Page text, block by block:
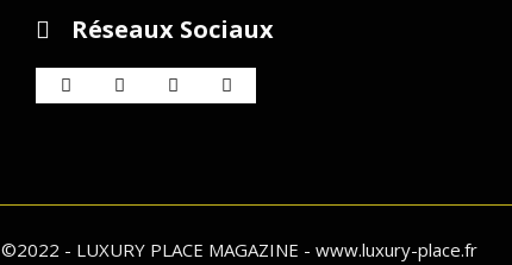
Réseaux Sociaux
©2022 - LUXURY PLACE MAGAZINE - www.luxury-place.fr